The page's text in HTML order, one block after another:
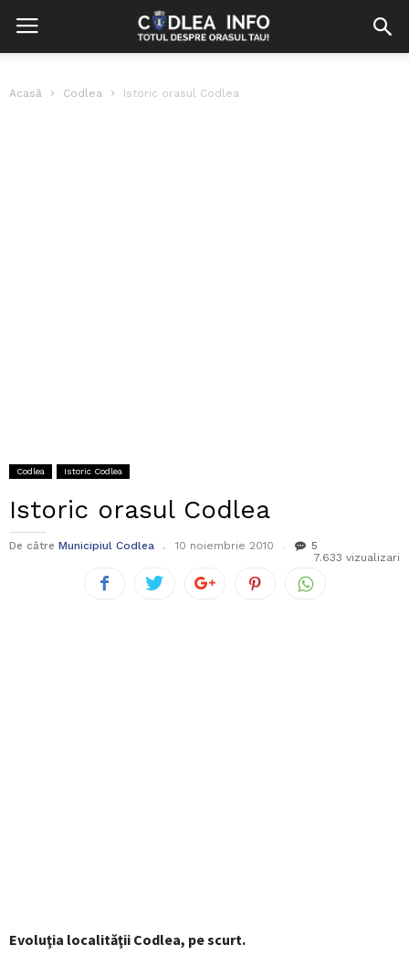
Acasă Codlea Istoric orasul Codlea
Codlea Istoric Codlea
Istoric orasul Codlea
De către Municipiul Codlea 10 noiembrie 2010
5
7.633 vizualizari
Evoluţia localităţii Codlea, pe scurt.